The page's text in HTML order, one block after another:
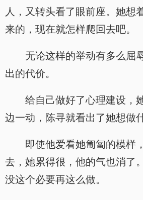
人，又转头看了眼前座。她想
来的，现在就怎样爬回去吧。
无论这样的举动有多么屈
出的代价。
给自己做好了心理建设，
边一动，陈寻就看出了她想做
即使他爱看她匍匐的模样
去，她累得很，他的气也消了
没这个必要再这么做。